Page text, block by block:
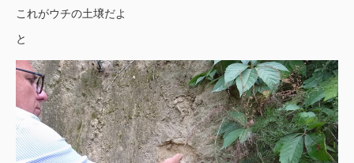
これがウチの土壌だよ
と